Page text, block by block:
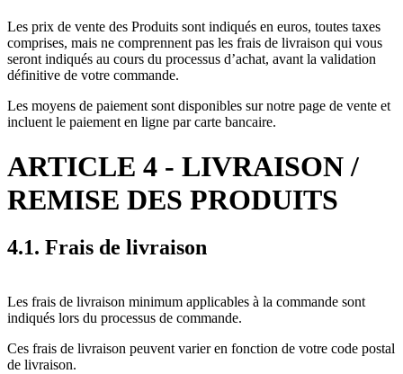
Les prix de vente des Produits sont indiqués en euros, toutes taxes
comprises, mais ne comprennent pas les frais de livraison qui vous
seront indiqués au cours du processus d’achat, avant la validation
définitive de votre commande.
Les moyens de paiement sont disponibles sur notre page de vente et
incluent le paiement en ligne par carte bancaire.
ARTICLE 4 - LIVRAISON /
REMISE DES PRODUITS
4.1. Frais de livraison
Les frais de livraison minimum applicables à la commande sont
indiqués lors du processus de commande.
Ces frais de livraison peuvent varier en fonction de votre code postal
de livraison.